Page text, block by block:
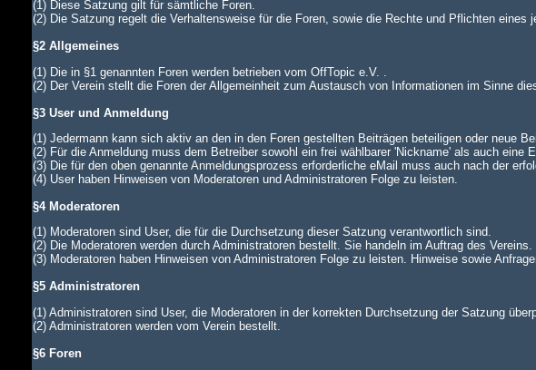
(1) Diese Satzung gilt für sämtliche Foren.
(2) Die Satzung regelt die Verhaltensweise für die Foren, sowie die Rechte und Pflichten
§2 Allgemeines
(1) Die in §1 genannten Foren werden betrieben vom OffTopic e.V. .
(2) Der Verein stellt die Foren der Allgemeinheit zum Austausch von Informationen im Sinne
§3 User und Anmeldung
(1) Jedermann kann sich aktiv an den in den Foren gestellten Beiträgen beteiligen oder neue
(2) Für die Anmeldung muss dem Betreiber sowohl ein frei wählbarer 'Nickname' als auch eine
(3) Die für den oben genannte Anmeldungsprozess erforderliche eMail muss auch nach der
(4) User haben Hinweisen von Moderatoren und Administratoren Folge zu leisten.
§4 Moderatoren
(1) Moderatoren sind User, die für die Durchsetzung dieser Satzung verantwortlich sind.
(2) Die Moderatoren werden durch Administratoren bestellt. Sie handeln im Auftrag des Vereins.
(3) Moderatoren haben Hinweisen von Administratoren Folge zu leisten. Hinweise sowie
§5 Administratoren
(1) Administratoren sind User, die Moderatoren in der korrekten Durchsetzung der Satzung
(2) Administratoren werden vom Verein bestellt.
§6 Foren